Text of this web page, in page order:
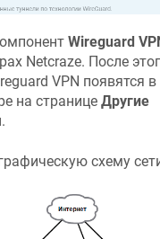
Wireguard
Netcraze. После
VPN появятся в
на странице Другие
.
схему